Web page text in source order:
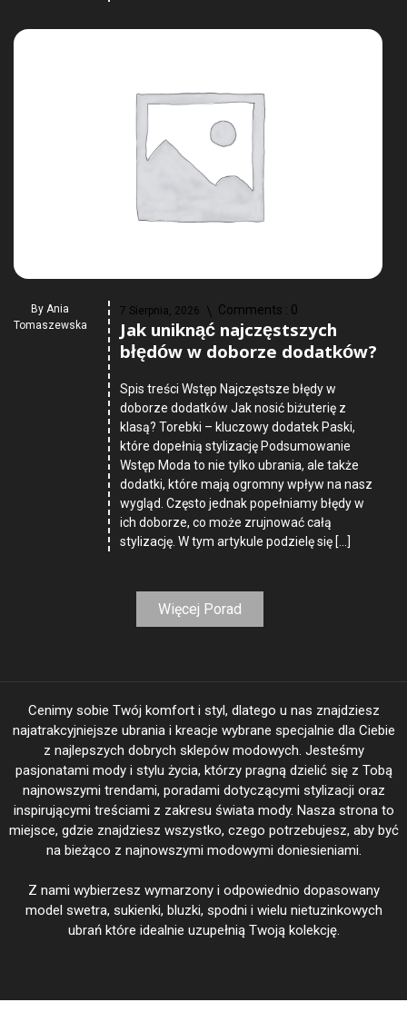
By Ania
Tomaszewska
7 Sierpnia, 2026 Comments : 0
Jak uniknąć najczęstszych
błędów w doborze dodatków?
Spis treści Wstęp Najczęstsze błędy w
doborze dodatków Jak nosić biżuterię z
klasą? Torebki – kluczowy dodatek Paski,
które dopełnią stylizację Podsumowanie
Wstęp Moda to nie tylko ubrania, ale także
dodatki, które mają ogromny wpływ na nasz
wygląd. Często jednak popełniamy błędy w
ich doborze, co może zrujnować całą
stylizację. W tym artykule podzielę się […]
Więcej Porad
Cenimy sobie Twój komfort i styl, dlatego u nas znajdziesz
najatrakcyjniejsze ubrania i kreacje wybrane specjalnie dla Ciebie
z najlepszych dobrych sklepów modowych. Jesteśmy
pasjonatami mody i stylu życia, którzy pragną dzielić się z Tobą
najnowszymi trendami, poradami dotyczącymi stylizacji oraz
inspirującymi treściami z zakresu świata mody. Nasza strona to
miejsce, gdzie znajdziesz wszystko, czego potrzebujesz, aby być
na bieżąco z najnowszymi modowymi doniesieniami.
Z nami wybierzesz wymarzony i odpowiednio dopasowany
model swetra, sukienki, bluzki, spodni i wielu nietuzinkowych
ubrań które idealnie uzupełnią Twoją kolekcję.